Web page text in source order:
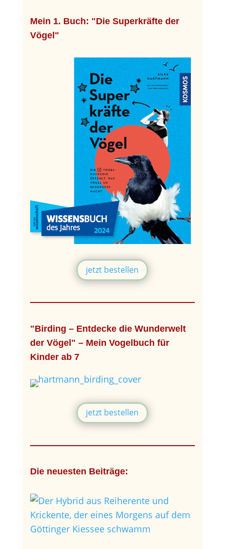
Mein 1. Buch: "Die Superkräfte der
Vögel"
jetzt bestellen
"Birding – Entdecke die Wunderwelt
der Vögel" – Mein Vogelbuch für
Kinder ab 7
jetzt bestellen
Die neuesten Beiträge: